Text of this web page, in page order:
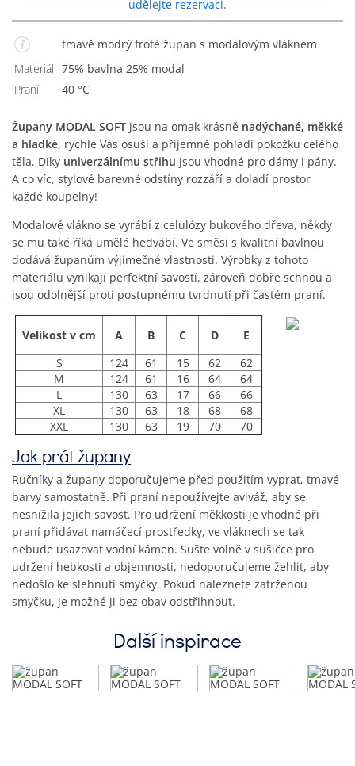
udělejte rezervaci.
tmavě modrý froté župan s modalovým vláknem
Materiál
75% bavlna 25% modal
Praní
40 °C
Župany MODAL SOFT jsou na omak krásně nadýchané, měkké
a hladké, rychle Vás osuší a příjemně pohladí pokožku celého
těla. Díky univerzálnímu střihu jsou vhodné pro dámy i pány.
A co víc, stylové barevné odstíny rozzáří a doladí prostor
každé koupelny!
Modalové vlákno se vyrábí z celulózy bukového dřeva, někdy
se mu také říká umělé hedvábí. Ve směsi s kvalitní bavlnou
dodává županům výjimečné vlastnosti. Výrobky z tohoto
materiálu vynikají perfektní savostí, zároveň dobře schnou a
jsou odolnější proti postupnému tvrdnutí při častém praní.
Velikost v cm A B C D
E
S
124 61 15 62
62
M
124 61 16 64
64
L
130 63 17 66
66
XL
130 63 18 68
68
XXL
130 63 19 70 70
Jak prát župany
Ručníky a župany doporučujeme před použitím vyprat, tmavé
barvy samostatně. Při praní nepoužívejte aviváž, aby se
nesnížila jejich savost. Pro udržení měkkosti je vhodné při
praní přidávat namáčecí prostředky, ve vláknech se tak
nebude usazovat vodní kámen. Sušte volně v sušičce pro
udržení hebkosti a objemnosti, nedoporučujeme žehlit, aby
nedošlo ke slehnutí smyčky. Pokud naleznete zatrženou
smyčku, je možné ji bez obav odstřihnout.
Další inspirace